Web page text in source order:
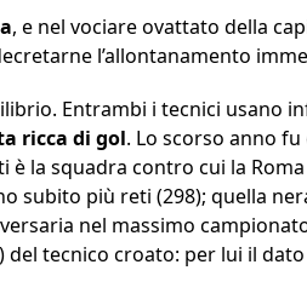
, e nel vociare ovattato della
l’allontanamento
Entrambi i tecnici usano
ricca di gol. Lo scorso anno fu
è la squadra contro cui la
subito più reti (298); quella
nel massimo
del tecnico croato: per lui il